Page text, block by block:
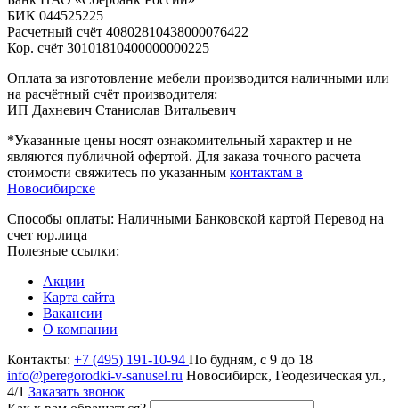
БИК 044525225
Расчетный счёт 40802810438000076422
Кор. счёт 30101810400000000225
Оплата за изготовление мебели производится наличными или
на расчётный счёт производителя:
ИП Дахневич Станислав Витальевич
*Указанные цены носят ознакомительный характер и не
являются публичной офертой. Для заказа точного расчета
стоимости свяжитесь по указанным контактам в
Новосибирске
Способы оплаты: Наличными Банковской картой Перевод на
счет юр.лица
Полезные ссылки:
Акции
Карта сайта
Вакансии
О компании
Контакты: +7 (495) 191-10-94 По будням, с 9 до 18
info@peregorodki-v-sanusel.ru Новосибирск, Геодезическая ул.,
4/1 Заказать звонок